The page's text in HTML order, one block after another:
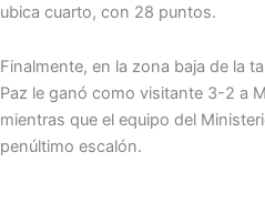
ubica cuarto, con 28 puntos.
Finalmente, en la zona baja de la
Paz le ganó como visitante 3-2 a
mientras que el equipo del
penúltimo escalón.